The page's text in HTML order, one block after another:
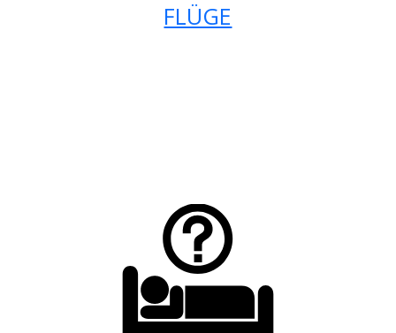
FLÜGE